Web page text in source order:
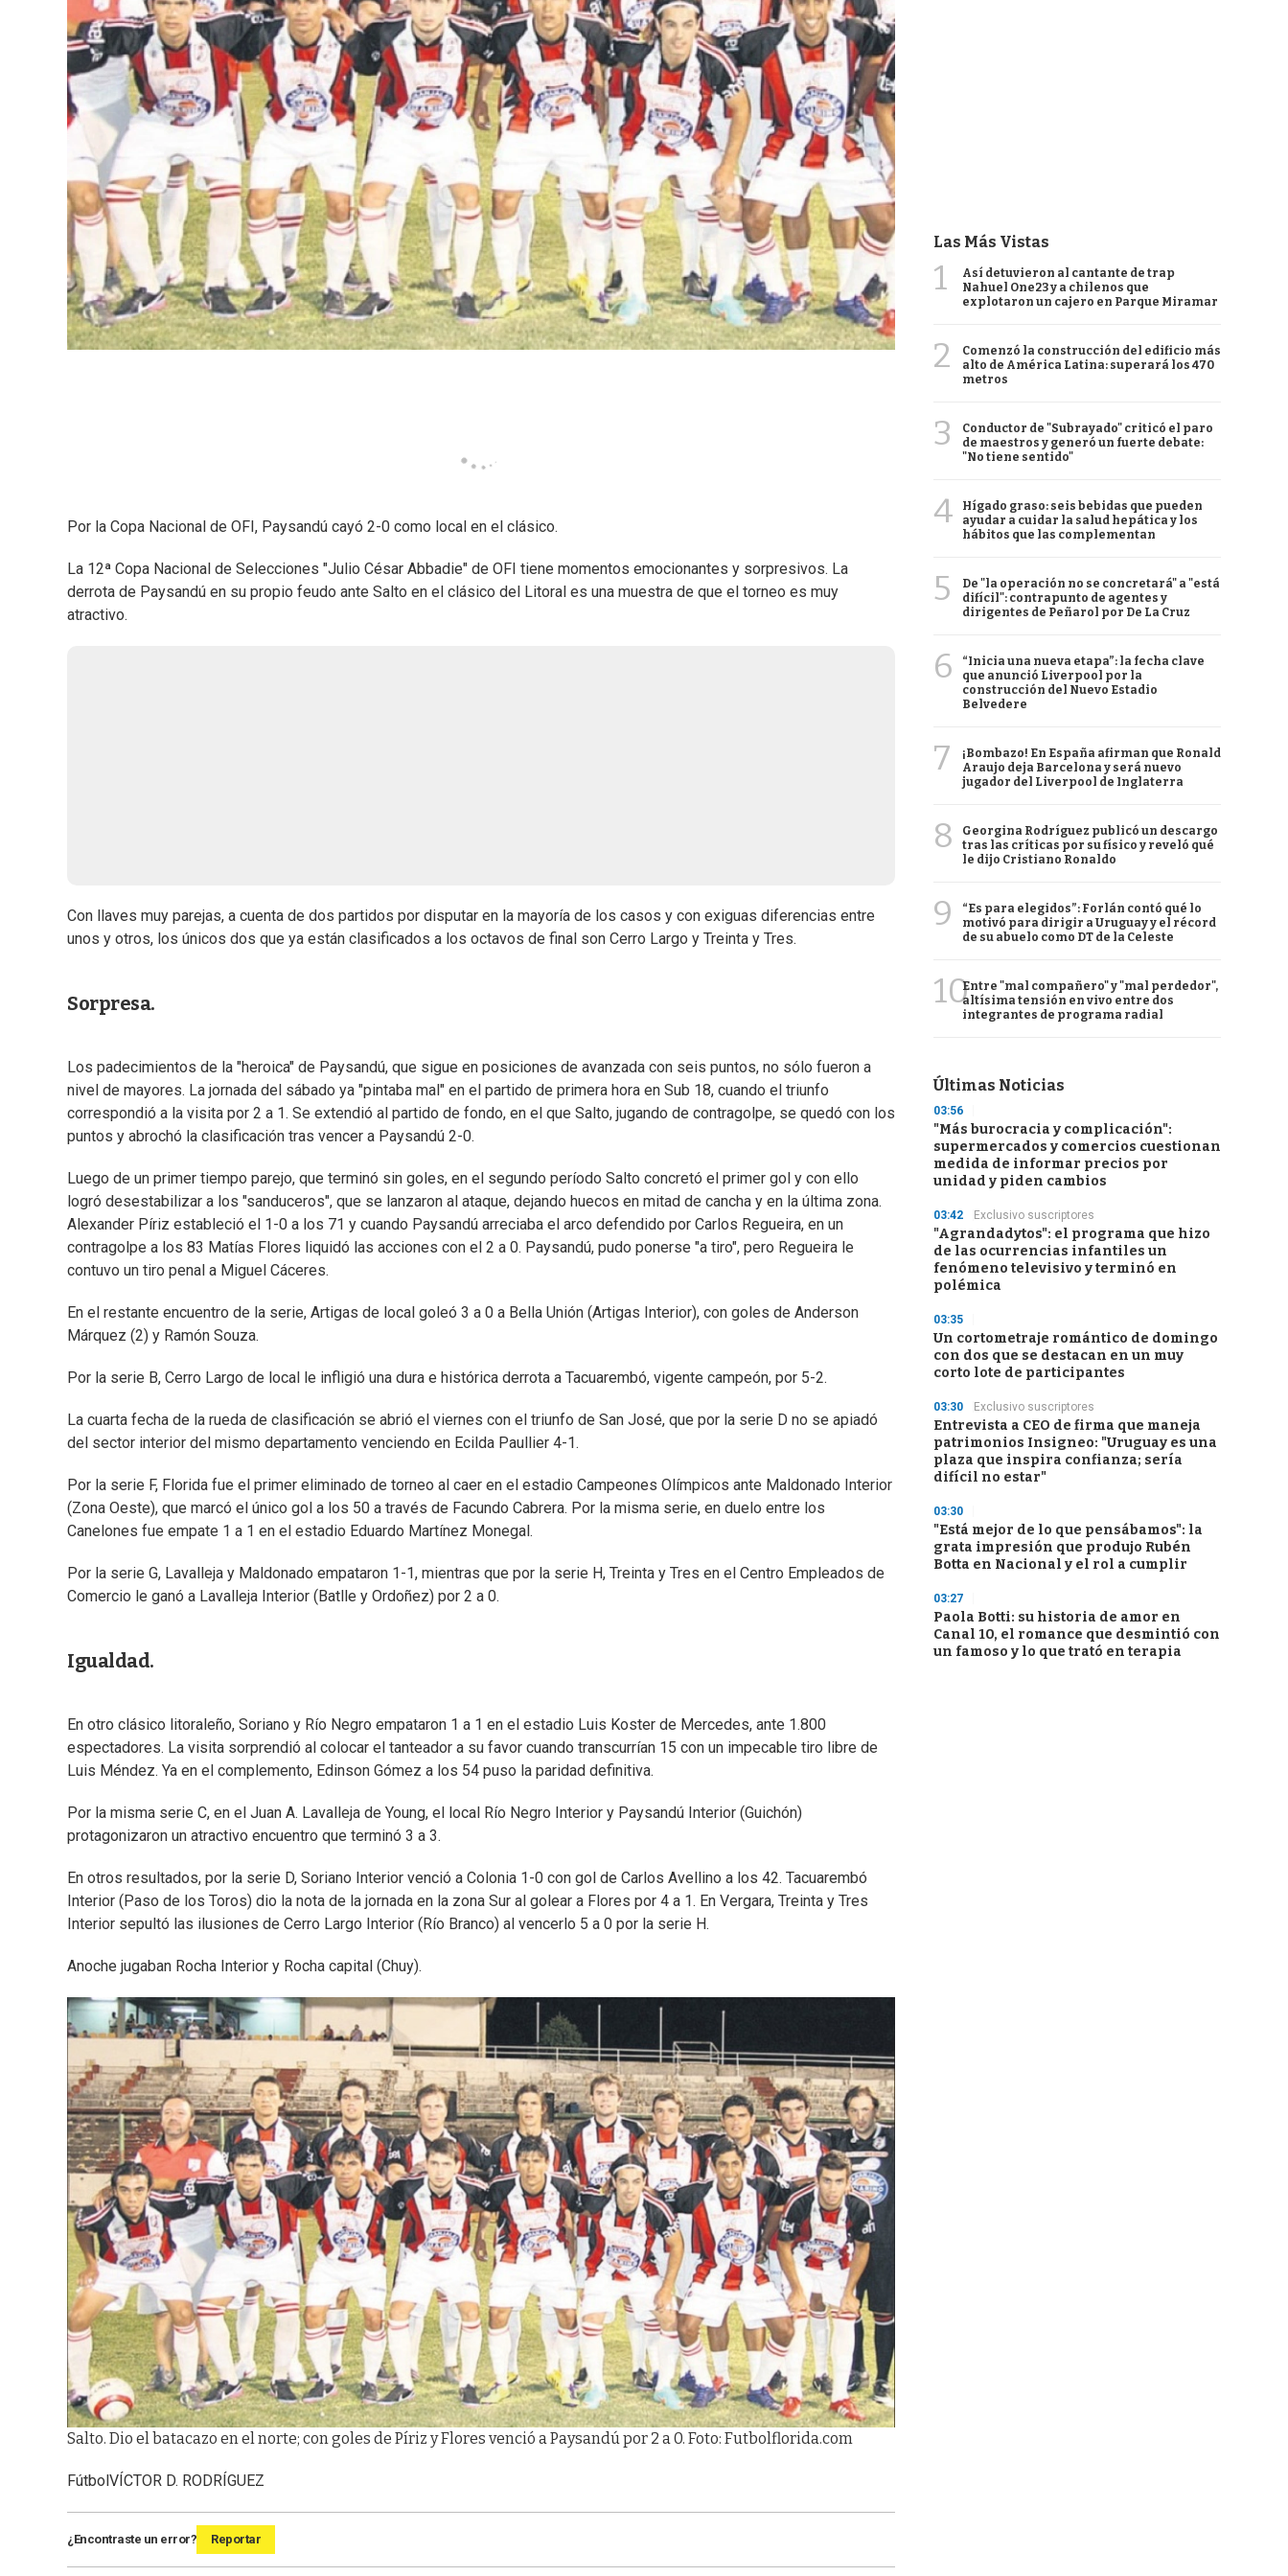
Por la Copa Nacional de OFI, Paysandú cayó 2-0 como local en el clásico.
La 12ª Copa Nacional de Selecciones "Julio César Abbadie" de OFI tiene momentos emocionantes y sorpresivos. La
derrota de Paysandú en su propio feudo ante Salto en el clásico del Litoral es una muestra de que el torneo es muy
atractivo.
Con llaves muy parejas, a cuenta de dos partidos por disputar en la mayoría de los casos y con exiguas diferencias entre
unos y otros, los únicos dos que ya están clasificados a los octavos de final son Cerro Largo y Treinta y Tres.
Sorpresa.
Los padecimientos de la "heroica" de Paysandú, que sigue en posiciones de avanzada con seis puntos, no sólo fueron a
nivel de mayores. La jornada del sábado ya "pintaba mal" en el partido de primera hora en Sub 18, cuando el triunfo
correspondió a la visita por 2 a 1. Se extendió al partido de fondo, en el que Salto, jugando de contragolpe, se quedó con los
puntos y abrochó la clasificación tras vencer a Paysandú 2-0.
Luego de un primer tiempo parejo, que terminó sin goles, en el segundo período Salto concretó el primer gol y con ello
logró desestabilizar a los "sanduceros", que se lanzaron al ataque, dejando huecos en mitad de cancha y en la última zona.
Alexander Píriz estableció el 1-0 a los 71 y cuando Paysandú arreciaba el arco defendido por Carlos Regueira, en un
contragolpe a los 83 Matías Flores liquidó las acciones con el 2 a 0. Paysandú, pudo ponerse "a tiro", pero Regueira le
contuvo un tiro penal a Miguel Cáceres.
En el restante encuentro de la serie, Artigas de local goleó 3 a 0 a Bella Unión (Artigas Interior), con goles de Anderson
Márquez (2) y Ramón Souza.
Por la serie B, Cerro Largo de local le infligió una dura e histórica derrota a Tacuarembó, vigente campeón, por 5-2.
La cuarta fecha de la rueda de clasificación se abrió el viernes con el triunfo de San José, que por la serie D no se apiadó
del sector interior del mismo departamento venciendo en Ecilda Paullier 4-1.
Por la serie F, Florida fue el primer eliminado de torneo al caer en el estadio Campeones Olímpicos ante Maldonado Interior
(Zona Oeste), que marcó el único gol a los 50 a través de Facundo Cabrera. Por la misma serie, en duelo entre los
Canelones fue empate 1 a 1 en el estadio Eduardo Martínez Monegal.
Por la serie G, Lavalleja y Maldonado empataron 1-1, mientras que por la serie H, Treinta y Tres en el Centro Empleados de
Comercio le ganó a Lavalleja Interior (Batlle y Ordoñez) por 2 a 0.
Igualdad.
En otro clásico litoraleño, Soriano y Río Negro empataron 1 a 1 en el estadio Luis Koster de Mercedes, ante 1.800
espectadores. La visita sorprendió al colocar el tanteador a su favor cuando transcurrían 15 con un impecable tiro libre de
Luis Méndez. Ya en el complemento, Edinson Gómez a los 54 puso la paridad definitiva.
Por la misma serie C, en el Juan A. Lavalleja de Young, el local Río Negro Interior y Paysandú Interior (Guichón)
protagonizaron un atractivo encuentro que terminó 3 a 3.
En otros resultados, por la serie D, Soriano Interior venció a Colonia 1-0 con gol de Carlos Avellino a los 42. Tacuarembó
Interior (Paso de los Toros) dio la nota de la jornada en la zona Sur al golear a Flores por 4 a 1. En Vergara, Treinta y Tres
Interior sepultó las ilusiones de Cerro Largo Interior (Río Branco) al vencerlo 5 a 0 por la serie H.
Anoche jugaban Rocha Interior y Rocha capital (Chuy).
Salto. Dio el batacazo en el norte; con goles de Píriz y Flores venció a Paysandú por 2 a 0. Foto: Futbolflorida.com
FútbolVÍCTOR D. RODRÍGUEZ
¿Encontraste un error? Reportar
Las Más Vistas
1
Así detuvieron al cantante de trap
Nahuel One23 y a chilenos que
explotaron un cajero en Parque Miramar
2
Comenzó la construcción del edificio más
alto de América Latina: superará los 470
metros
3
Conductor de "Subrayado" criticó el paro
de maestros y generó un fuerte debate:
"No tiene sentido"
4
Hígado graso: seis bebidas que pueden
ayudar a cuidar la salud hepática y los
hábitos que las complementan
5
De "la operación no se concretará" a "está
difícil": contrapunto de agentes y
dirigentes de Peñarol por De La Cruz
6
“Inicia una nueva etapa”: la fecha clave
que anunció Liverpool por la
construcción del Nuevo Estadio
Belvedere
7
¡Bombazo! En España afirman que Ronald
Araujo deja Barcelona y será nuevo
jugador del Liverpool de Inglaterra
8
Georgina Rodríguez publicó un descargo
tras las críticas por su físico y reveló qué
le dijo Cristiano Ronaldo
9
“Es para elegidos”: Forlán contó qué lo
motivó para dirigir a Uruguay y el récord
de su abuelo como DT de la Celeste
10Entre "mal compañero" y "mal perdedor",
altísima tensión en vivo entre dos
integrantes de programa radial
Últimas Noticias
03:56
"Más burocracia y complicación":
supermercados y comercios cuestionan
medida de informar precios por
unidad y piden cambios
03:42 Exclusivo suscriptores
"Agrandadytos": el programa que hizo
de las ocurrencias infantiles un
fenómeno televisivo y terminó en
polémica
03:35
Un cortometraje romántico de domingo
con dos que se destacan en un muy
corto lote de participantes
03:30 Exclusivo suscriptores
Entrevista a CEO de firma que maneja
patrimonios Insigneo: "Uruguay es una
plaza que inspira confianza; sería
difícil no estar"
03:30
"Está mejor de lo que pensábamos": la
grata impresión que produjo Rubén
Botta en Nacional y el rol a cumplir
03:27
Paola Botti: su historia de amor en
Canal 10, el romance que desmintió con
un famoso y lo que trató en terapia